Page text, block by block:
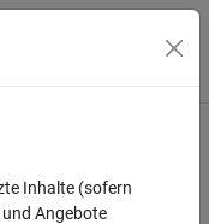
Inhalte (sofern
Angebote